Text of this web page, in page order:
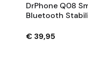
DrPhone Q08
Bluetooth
€ 39,95